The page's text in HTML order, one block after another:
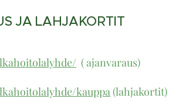
JA LAHJAKORTIT
( ajanvaraus)
kauppa(lahjakortit)